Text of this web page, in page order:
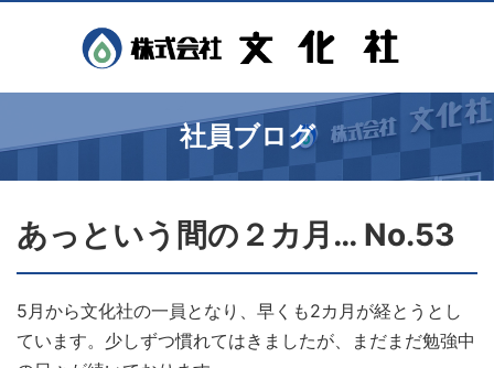
社員ブログ
あっという間の２カ月… No.53
5月から文化社の一員となり、早くも2カ月が経とうとし
ています。少しずつ慣れてはきましたが、まだまだ勉強中